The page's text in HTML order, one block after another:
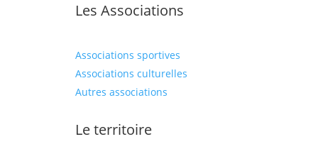
Les Associations
Associations sportives
Associations culturelles
Autres associations
Le territoire